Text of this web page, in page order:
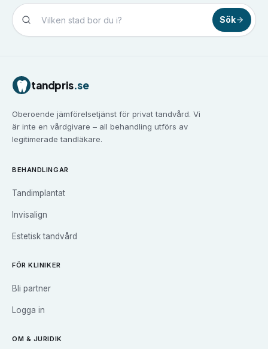
Sök
Tandvård i
Tandvård iFalun
Tandvård i Göteborg
Tandvård iHalmstad
Tandvård iHelsingborg
Tandvård iJärfälla
Tandvård i
Tandvård i Kalmar
Tandvård i
Tandvård i
Tandvård i
Tandvård i
tandpris.se
Oberoende jämförelsetjänst för privat tandvård. Vi
är inte en vårdgivare – all behandling utförs av
legitimerade tandläkare.
BEHANDLINGAR
Tandimplantat
Invisalign
Estetisk tandvård
FÖR KLINIKER
Bli partner
Logga in
OM & JURIDIK